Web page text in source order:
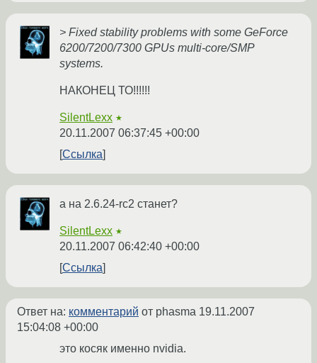
> Fixed stability problems with some GeForce
6200/7200/7300 GPUs multi-core/SMP
systems.
НАКОНЕЦ ТО!!!!!!
SilentLexx ★
20.11.2007 06:37:45 +00:00
Ссылка
а на 2.6.24-rc2 станет?
SilentLexx ★
20.11.2007 06:42:40 +00:00
Ссылка
Ответ на: комментарий от phasma 19.11.2007
15:04:08 +00:00
это косяк именно nvidia.